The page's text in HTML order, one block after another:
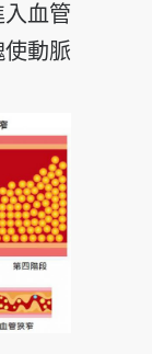
血管
動脈